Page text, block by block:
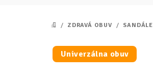
DOMOV
/ ZDRAVÁ OBUV / SANDÁLE
Univerzálna obuv